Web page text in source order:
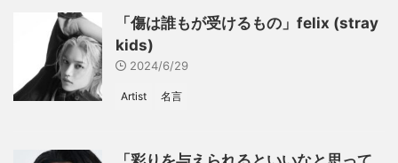
「傷は誰もが受けるもの」felix (stray
kids)
2024/6/29
Artist 名言